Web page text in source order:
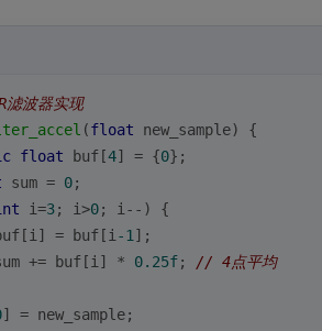
波器实现
(float new_sample)
{
float buf[4] = {0};
sum = 0;
i=3; i>0; i--) {
= buf[i
-1 ];
+= buf[i] *
0.25f; // 4点平均
] = new_sample;